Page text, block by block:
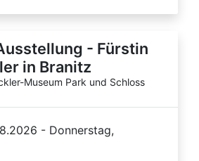
- Fürstin
in Branitz
Museum Park und Schloss
- Donnerstag,